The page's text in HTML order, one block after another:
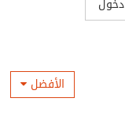
دخول
الأفضل